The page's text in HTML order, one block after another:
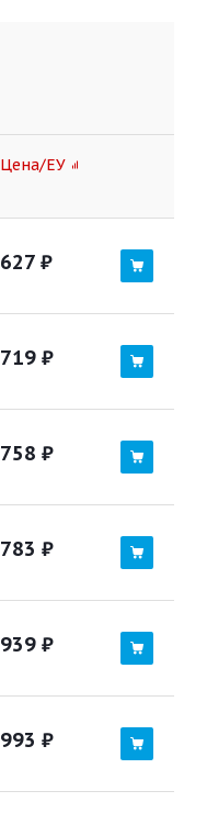
Цена/ЕУ
627 ₽
719 ₽
758 ₽
783 ₽
939 ₽
993 ₽